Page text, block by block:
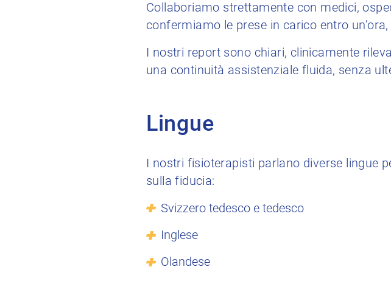
Collaboriamo strettamente con medici,
confermiamo le prese in carico entro
I nostri report sono chiari, clinicamente
una continuità assistenziale fluida, senza
Lingue
I nostri fisioterapisti parlano diverse lingue
sulla fiducia:
Svizzero tedesco e tedesco
Inglese
Olandese